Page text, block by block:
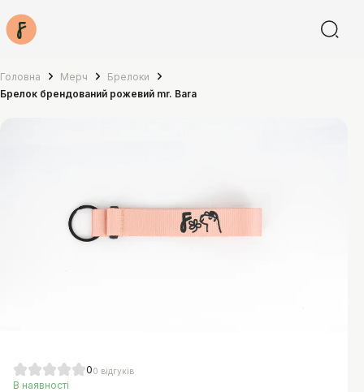
Головна Мерч
Брелоки
Брелок брендований рожевий mr. Bara
00 відгуків
В наявності